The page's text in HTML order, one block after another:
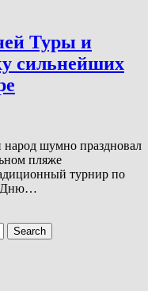
Туры и
сильнейших
шумно праздновал
пляже
турнир по
Дню…
Search